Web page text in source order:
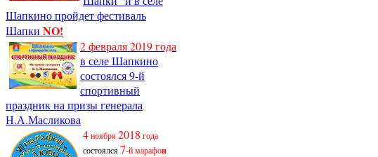
Шапкино пройдет фестиваль
Шапки NO!
2 февраля 2019 года
в селе Шапкино
состоялся 9-й
спортивный
праздник на призы генерала
Н.А.Масликова
4ноября2018 года
состоялся7-й марафон